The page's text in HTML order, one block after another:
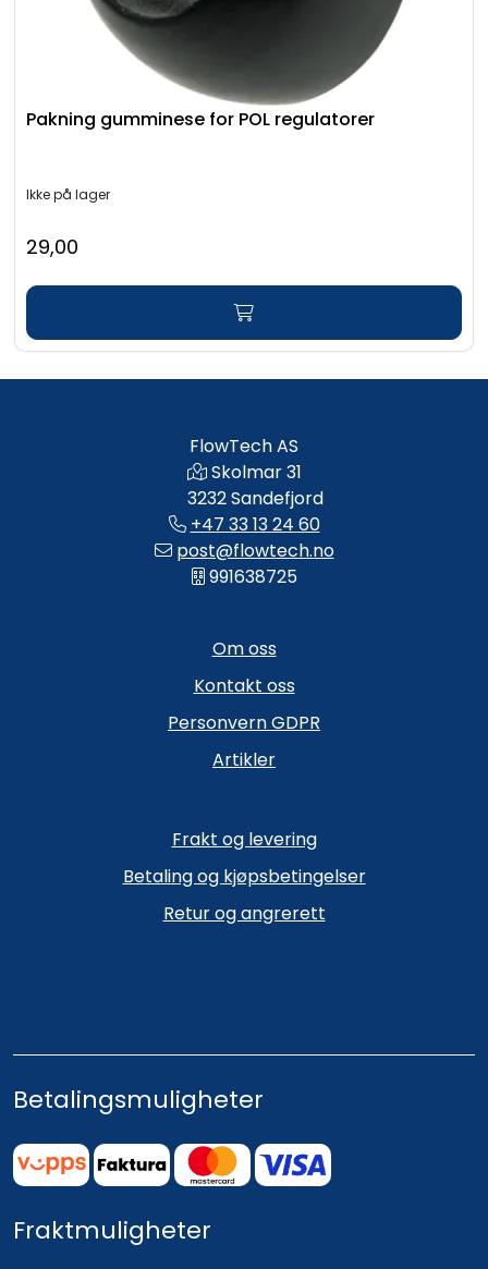
Pakning gumminese for POL regulatorer
Ikke på lager
29,00
Betalingsmuligheter
Fraktmuligheter
FlowTech AS
Skolmar 31
3232 Sandefjord
+47 33 13 24 60
post@flowtech.no
991638725
Om oss
Kontakt oss
Personvern GDPR
Artikler
Frakt og levering
Betaling og kjøpsbetingelser
Retur og angrerett